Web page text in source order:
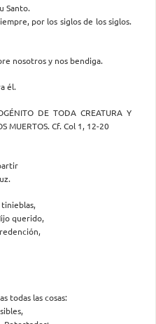
Santo.
por los siglos de los siglos.
nosotros y nos bendiga.
él.
DE TODA CREATURA Y
MUERTOS. Cf. Col 1, 12-20
tinieblas,
querido,
todas las cosas: